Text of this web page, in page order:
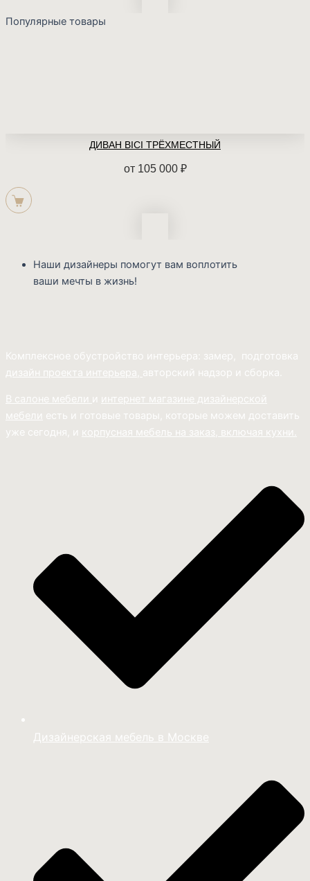
Популярные товары
ДИВАН BICI ТРЁХМЕСТНЫЙ
от 105 000 ₽
Наши дизайнеры помогут вам воплотить
ваши мечты в жизнь!
Комплексное обустройство интерьера: замер, подготовка
дизайн проекта интерьера, авторский надзор и сборка.
В салоне мебели и интернет магазине дизайнерской
мебели есть и готовые товары, которые можем доставить
уже сегодня, и корпусная мебель на заказ, включая кухни.
Дизайнерская мебель в Москве